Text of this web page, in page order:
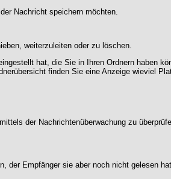
Nachricht speichern möchten.
weiterzuleiten oder zu löschen.
hat, die Sie in Ihren Ordnern haben
finden Sie eine Anzeige wieviel
der Nachrichtenüberwachung zu
Empfänger sie aber noch nicht gelesen